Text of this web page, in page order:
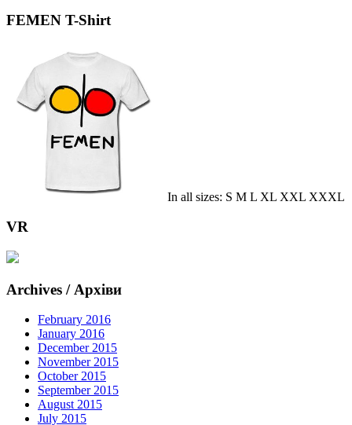
FEMEN T-Shirt
In all sizes: S M L XL XXL XXXL
VR
Archives / Архіви
February 2016
January 2016
December 2015
November 2015
October 2015
September 2015
August 2015
July 2015